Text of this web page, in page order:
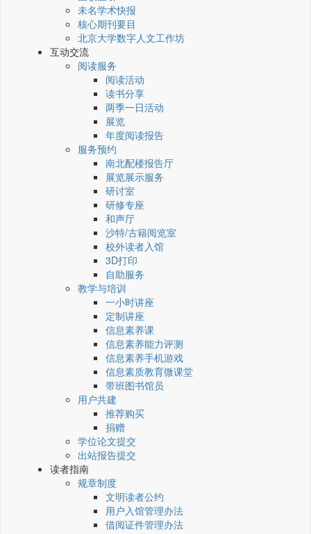
未名学术快报
核心期刊要目
北京大学数字人文工作坊
互动交流
阅读服务
阅读活动
读书分享
两季一日活动
展览
年度阅读报告
服务预约
南北配楼报告厅
展览展示服务
研讨室
研修专座
和声厅
沙特/古籍阅览室
校外读者入馆
3D打印
自助服务
教学与培训
一小时讲座
定制讲座
信息素养课
信息素养能力评测
信息素养手机游戏
信息素质教育微课堂
带班图书馆员
用户共建
推荐购买
捐赠
学位论文提交
出站报告提交
读者指南
规章制度
文明读者公约
用户入馆管理办法
借阅证件管理办法